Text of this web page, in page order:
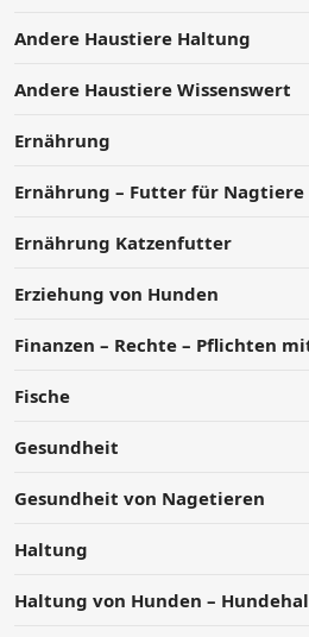
Andere Haustiere Haltung
Andere Haustiere Wissenswert
Ernährung
Ernährung – Futter für Nagtiere
Ernährung Katzenfutter
Erziehung von Hunden
Finanzen – Rechte – Pflichten
Fische
Gesundheit
Gesundheit von Nagetieren
Haltung
Haltung von Hunden –